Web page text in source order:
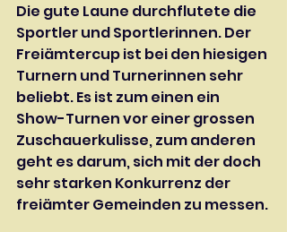
Die gute Laune durchflutete die
Sportler und Sportlerinnen. Der
Freiämtercup ist bei den hiesigen
Turnern und Turnerinnen sehr
beliebt. Es ist zum einen ein
Show-Turnen vor einer grossen
Zuschauerkulisse, zum anderen
geht es darum, sich mit der doch
sehr starken Konkurrenz der
freiämter Gemeinden zu messen.